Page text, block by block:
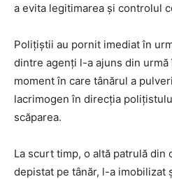
a evita legitimarea și controlul
Polițiștii au pornit imediat în
dintre agenți l-a ajuns din urmă
moment în care tânărul a
lacrimogen în direcția
scăparea.
La scurt timp, o altă patrulă
depistat pe tânăr, l-a imobilizat